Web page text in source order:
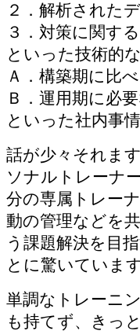
２．解析された
３．対策に関す
といった技術的な
Ａ．構築期に比
Ｂ．運用期に必
といった社内事
話が少々それま
ソナルトレーナ
分の専属トレー
動の管理などを
う課題解決を目
とに驚いています
単調なトレーニ
も持てず、きっ